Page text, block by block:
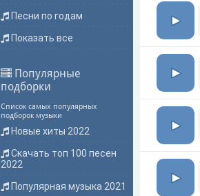
Песни по годам
Показать все
Популярные
подборки
Список самых популярных
подборок музыки
Новые хиты 2022
Скачать топ 100 песен
2022
Популярная музыка 2021